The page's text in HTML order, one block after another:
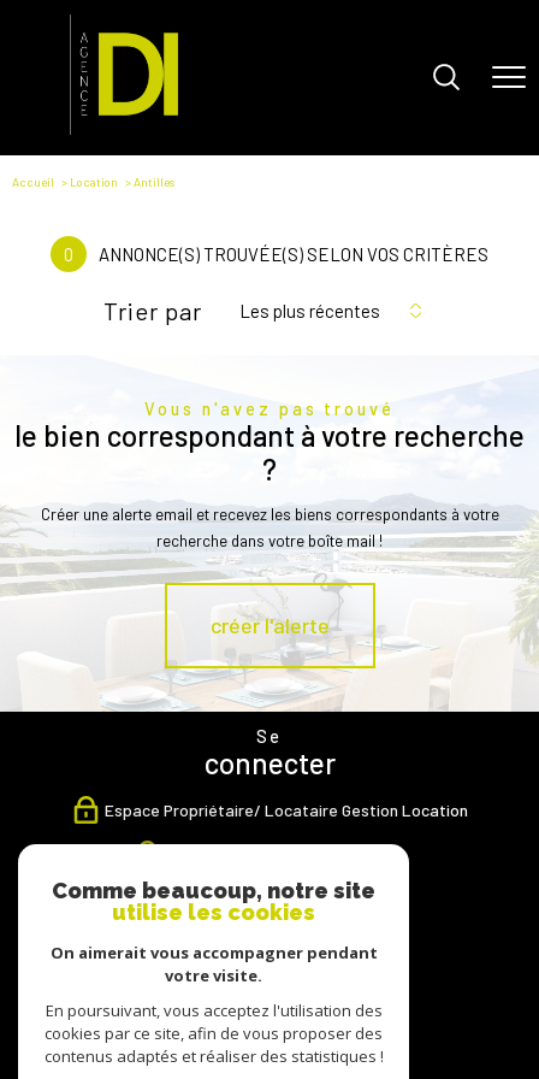
Accueil Location Antilles
0 ANNONCE(S) TROUVÉE(S) SELON VOS CRITÈRES
Trier par Les plus récentes
Vous n'avez pas trouvé
le bien correspondant à votre recherche
?
Créer une alerte email et recevez les biens correspondants à votre
recherche dans votre boîte mail !
créer l'alerte
Se
connecter
Espace Propriétaire/ Locataire Gestion Location
Espace Propriétaire Transaction
Nous
Nous
adhérons
Comme beaucoup, notre site
utilise les cookies
On aimerait vous accompagner pendant
votre visite.
En poursuivant, vous acceptez l'utilisation des
cookies par ce site, afin de vous proposer des
contenus adaptés et réaliser des statistiques !